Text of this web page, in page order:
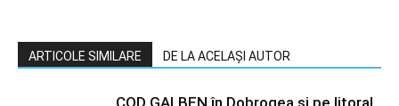
ARTICOLE SIMILARE DE LA ACELAȘI AUTOR
COD GALBEN în Dobrogea și pe litoral.